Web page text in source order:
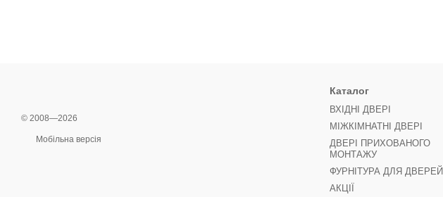
© 2008—2026
Мобільна версія
Каталог
ВХІДНІ ДВЕРІ
МІЖКІМНАТНІ ДВЕРІ
ДВЕРІ ПРИХОВАНОГО
МОНТАЖУ
ФУРНІТУРА ДЛЯ ДВЕРЕЙ
АКЦІЇ